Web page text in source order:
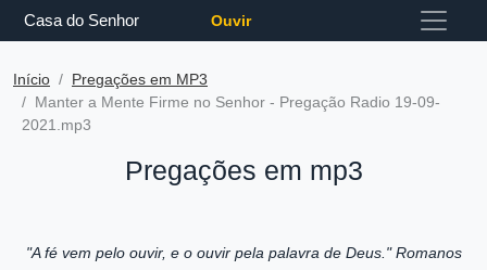
Casa do Senhor Ouvir
Início
Pregações em MP3
Manter a Mente Firme no Senhor - Pregação Radio 19-09-
2021.mp3
Pregações em mp3
"A fé vem pelo ouvir, e o ouvir pela palavra de Deus."Romanos